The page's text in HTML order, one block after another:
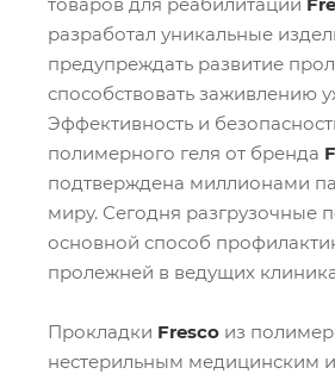
разработал уникальные
предупреждать развитие
способствовать заживлению
Эффективность и
полимерного геля от бренда
подтверждена миллионами
миру. Сегодня разгрузочные
основной способ
пролежней в ведущих
Прокладки Fresco из
нестерильным медицинским